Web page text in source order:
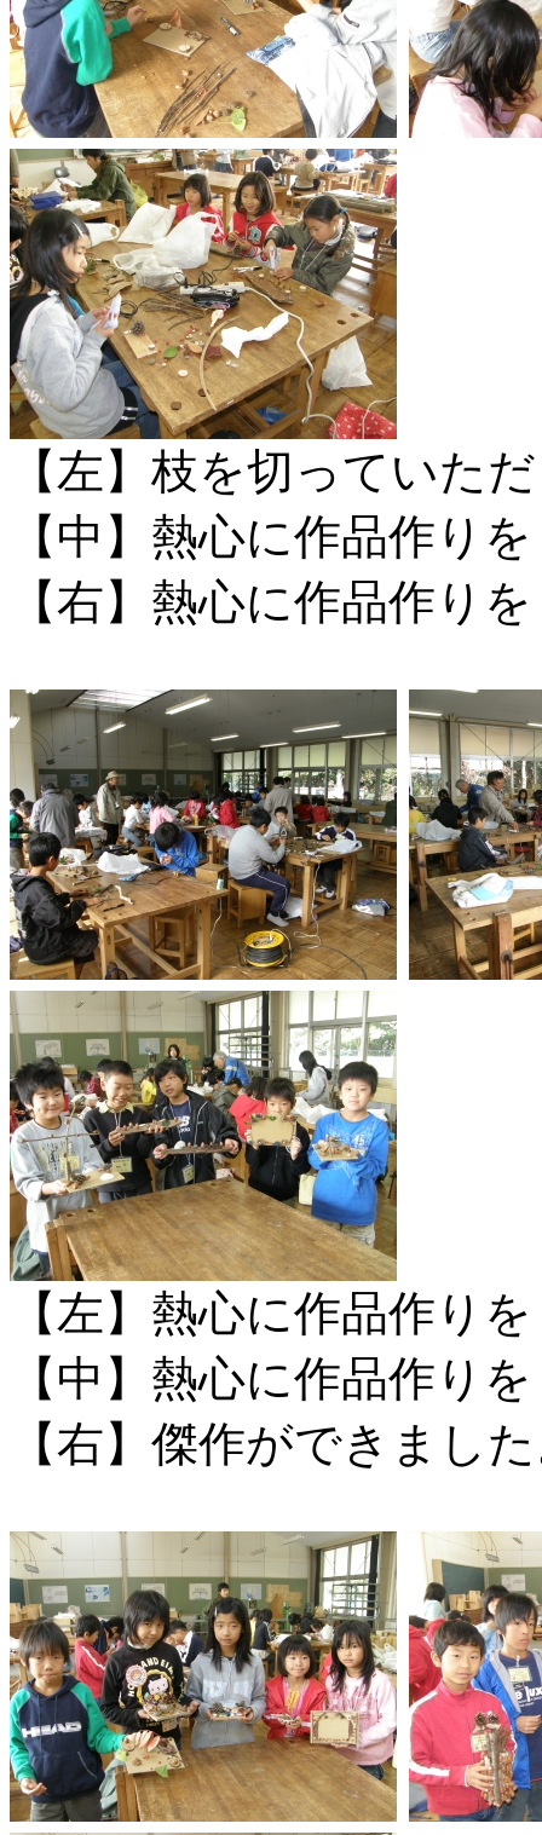
【左】枝を切っていた
【中】熱心に作品作り
【右】熱心に作品作り
【左】熱心に作品作り
【中】熱心に作品作り
【右】傑作ができまし